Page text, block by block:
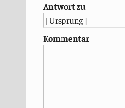
Antwort zu
Kommentar